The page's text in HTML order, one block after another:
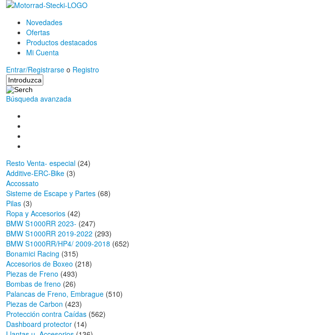
Novedades
Ofertas
Productos destacados
Mi Cuenta
Entrar/Registrarse o Registro
Búsqueda avanzada
Resto Venta- especial (24)
Additive-ERC-Bike (3)
Accossato
Sisteme de Escape y Partes (68)
Pilas (3)
Ropa y Accesorios (42)
BMW S1000RR 2023- (247)
BMW S1000RR 2019-2022 (293)
BMW S1000RR/HP4/ 2009-2018 (652)
Bonamici Racing (315)
Accesorios de Boxeo (218)
Piezas de Freno (493)
Bombas de freno (26)
Palancas de Freno, Embrague (510)
Piezas de Carbon (423)
Protección contra Caídas (562)
Dashboard protector (14)